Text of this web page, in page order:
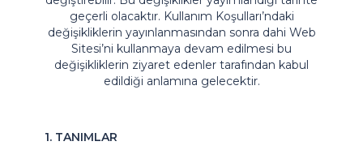
geçerli olacaktır. Kullanım Koşulları’ndaki
değişikliklerin yayınlanmasından sonra dahi Web
Sitesi’ni kullanmaya devam edilmesi bu
değişikliklerin ziyaret edenler tarafından kabul
edildiği anlamına gelecektir.
1. TANIMLAR